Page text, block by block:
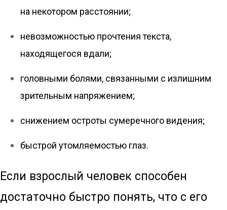
на некотором расстоянии;
невозможностью прочтения текста,
находящегося вдали;
головными болями, связанными с излишним
зрительным напряжением;
снижением остроты сумеречного видения;
быстрой утомляемостью глаз.
Если взрослый человек способен
достаточно быстро понять, что с его